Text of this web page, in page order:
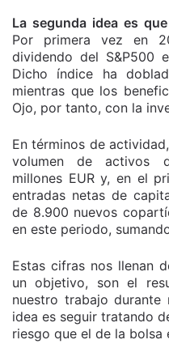
La segunda idea es
Por primera vez en
dividendo del S&P500
Dicho índice ha
mientras que los
Ojo, por tanto, con la
En términos de
volumen de activos
millones EUR y, en el
entradas netas de
de 8.900 nuevos
en este periodo,
Estas cifras nos llenan
un objetivo, son el
nuestro trabajo durante
idea es seguir tratando
riesgo que el de la bolsa